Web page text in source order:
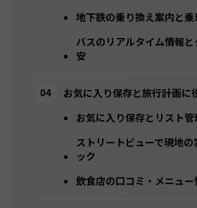
地下鉄の乗り換え案内と
バスのリアルタイム情報
安
お気に入り保存と旅行計画に
お気に入り保存とリスト
ストリートビューで現地
ック
飲食店の口コミ・メニュ